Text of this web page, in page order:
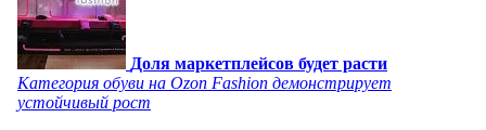
Доля маркетплейсов будет расти
Категория обуви на Ozon Fashion демонстрирует
устойчивый рост